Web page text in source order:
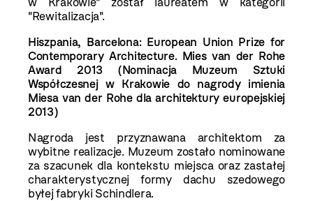
"Rewitalizacja".
Hiszpania, Barcelona: European Union Prize for
Contemporary Architecture. Mies van der Rohe
Award 2013 (Nominacja Muzeum Sztuki
Współczesnej w Krakowie do nagrody imienia
Miesa van der Rohe dla architektury europejskiej
2013)
Nagroda jest przyznawana architektom za
wybitne realizacje. Muzeum zostało nominowane
za szacunek dla kontekstu miejsca oraz zastałej
charakterystycznej formy dachu szedowego
byłej fabryki Schindlera.